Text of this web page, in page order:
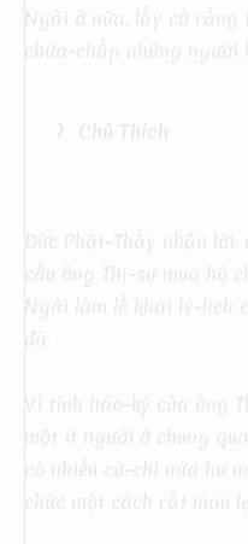
Ngài ở nữa, lấy cớ rằng
chứa-chấp những người
Chú Thích
Đức Phật-Thầy nhận
cầu ông Thị-sự mua hộ
Ngài làm lễ khai lý-lịch
đã.
Vì tính háo-kỳ của ông
một ít người ở chung
có nhiều cử-chỉ nửa hư
chức một cách rất mau lẹ.